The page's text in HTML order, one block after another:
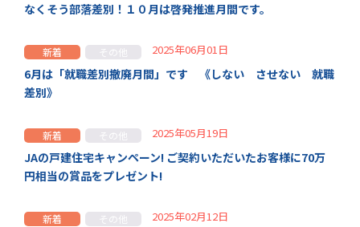
なくそう部落差別！１０月は啓発推進月間です。
新着 その他 2025年06月01日
6月は「就職差別撤廃月間」です 《しない させない 就職
差別》
新着 その他 2025年05月19日
JAの戸建住宅キャンペーン! ご契約いただいたお客様に70万
円相当の賞品をプレゼント!
新着 その他 2025年02月12日